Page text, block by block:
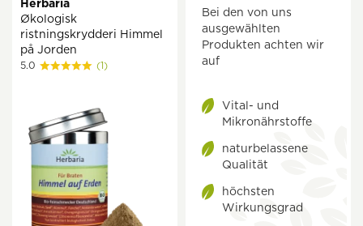
Herbaria
Økologisk
ristningskrydderi Himmel
på Jorden
5.0 (1)
Bei den von uns
ausgewählten
Produkten achten wir
auf
Vital- und
Mikronährstoffe
naturbelassene
Qualität
höchsten
Wirkungsgrad